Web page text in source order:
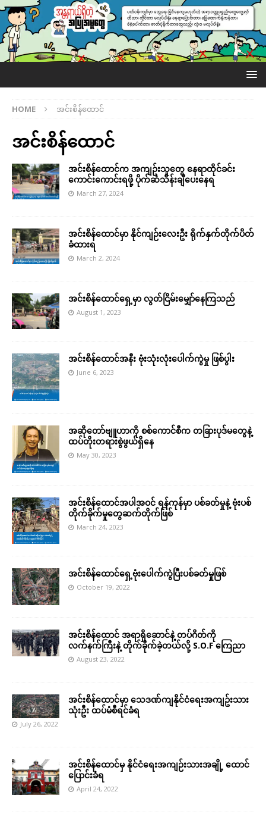
HOME အင်းစိန်ထောင်
အင်းစိန်ထောင်
အင်းစိန်ထောင်က အကျဥ်းသူတွေ နေရာထိုင်ခင်း
ကောင်းကောင်းရဖို့ ပိုက်ဆံသိန်းချီပေးနေရ
March 27, 2024
အင်းစိန်ထောင်မှာ နိုင်ကျဉ်းလေးဦး ရိုက်နှက်တိုက်ပိတ်
ခံထားရ
March 2, 2024
အင်းစိန်ထောင်ရှေ့မှာ လွတ်ငြိမ်းမျှော်နေကြသည်
August 1, 2023
အင်းစိန်ထောင်အနီး ဗုံးသုံးလုံးပေါက်ကွဲမှု ဖြစ်ပွါး
June 6, 2023
အဆိုတော်ဗျူဟာကို စစ်ကောင်စီက တခြားပုဒ်မတွေနဲ့
ထပ်တိုးတရားစွဲဖွယ်ရှိနေ
May 30, 2023
အင်းစိန်ထောင်အပါအဝင် ရန်ကုန်မှာ ပစ်ခတ်မှုနဲ့ ဗုံးပစ်
တိုက်ခိုက်မှုတွေဆက်တိုက်ဖြစ်
March 24, 2023
အင်းစိန်ထောင်ရှေ့ဗုံးပေါက်ကွဲပြီးပစ်ခတ်မှုဖြစ်
October 19, 2022
အင်းစိန်ထောင် အရာရှိဆောင်နဲ့ တပ်ဂိတ်ကို
လက်နက်ကြီးနဲ့ တိုက်ခိုက်ခဲ့တယ်လို့ S.O.F ကြေညာ
August 23, 2022
အင်းစိန်ထောင်မှာ သေဒဏ်ကျနိုင်ငံရေးအကျဥ်းသား
သုံးဦး ထပ်မံစီရင်ခံရ
July 26, 2022
အင်းစိန်ထောင်မှ နိုင်ငံရေးအကျဉ်းသားအချို့ ထောင်
ပြောင်းခံရ
April 24, 2022